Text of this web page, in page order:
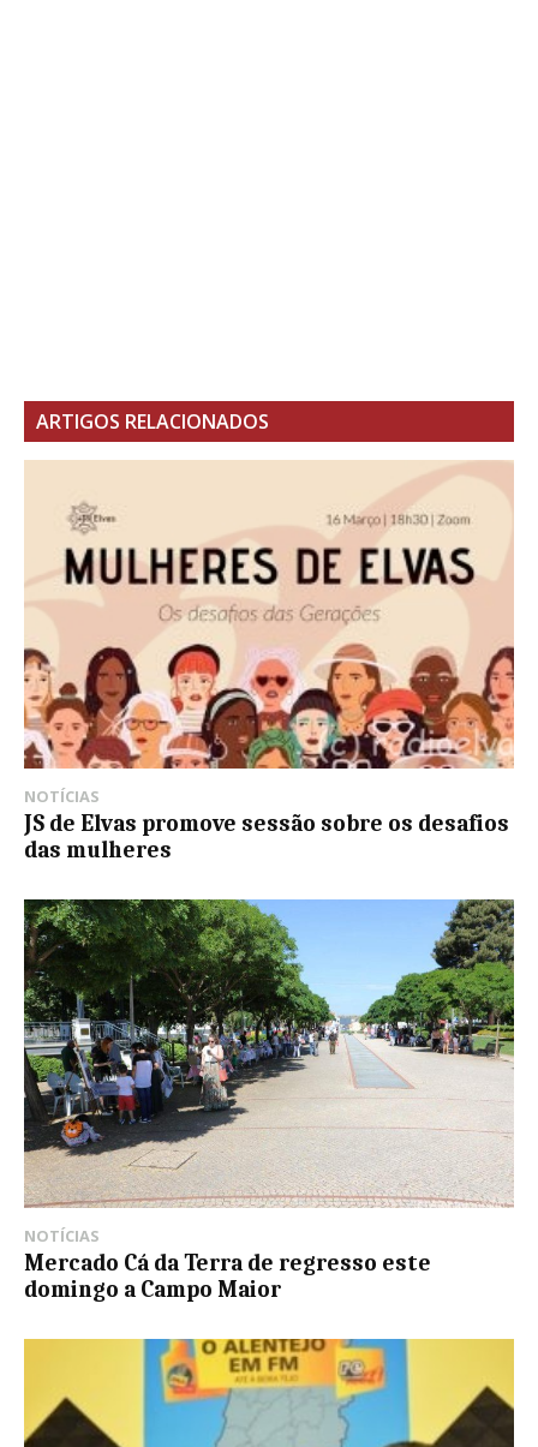
ARTIGOS RELACIONADOS
NOTÍCIAS
JS de Elvas promove sessão sobre os desafios
das mulheres
NOTÍCIAS
Mercado Cá da Terra de regresso este
domingo a Campo Maior